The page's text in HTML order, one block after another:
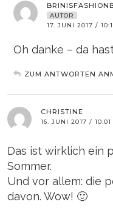
AUTOR
17. JUNI 2017 /
Oh danke – da
ZUM ANTWORTEN
CHRISTINE
16. JUNI 2017 / 10:01
Das ist wirklich ein
Sommer.
Und vor allem: die
davon. Wow! 🙂